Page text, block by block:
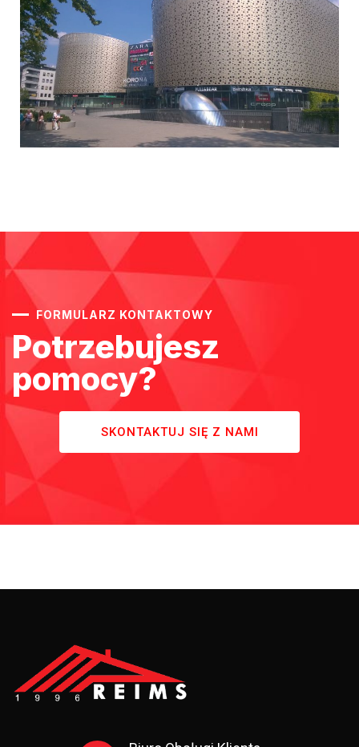
FORMULARZ KONTAKTOWY
Potrzebujesz
pomocy?
SKONTAKTUJ SIĘ Z NAMI